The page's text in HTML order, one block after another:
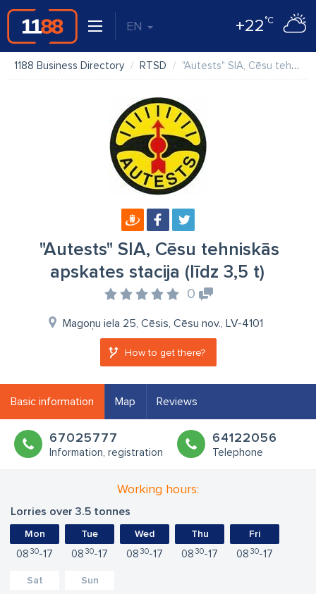
EN +22°C
1188 Business Directory RTSD "Autests" SIA, Cēsu tehniskās apskates stacija (līdz 3,5 t)
"Autests" SIA, Cēsu tehniskās
apskates stacija (līdz 3,5 t)
0
Magoņu iela 25, Cēsis, Cēsu nov., LV-4101
How to get there?
Basic information Map Reviews
67025777
Information, registration
64122056
Telephone
Working hours:
Lorries over 3.5 tonnes
Mon
08 30 17
Tue
08 30 17
Wed
08 30 17
Thu
08 30 17
Fri
08 30 17
Sat Sun